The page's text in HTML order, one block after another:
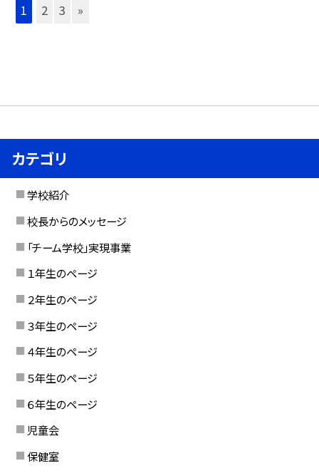
1 2 3 »
カテゴリ
学校紹介
校長からのメッセージ
「チーム学校」実現事業
１年生のページ
２年生のページ
３年生のページ
４年生のページ
５年生のページ
６年生のページ
児童会
保健室